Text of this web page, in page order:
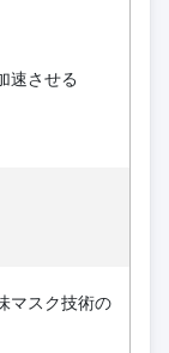
速させる
マスク技術の